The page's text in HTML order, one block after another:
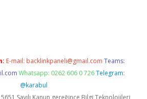
E-mail: backlinkpaneli@gmail.com Teams:
Whatsapp: 0262 606 0 726 Telegram:
@karabul
Sayılı Kanun gereğince Bilgi Teknolojileri